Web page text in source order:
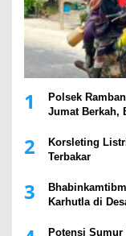
1
Polsek
Jumat Berkah,
2
Korsleting
Terbakar
3
Karhutla di
Potensi Sumur